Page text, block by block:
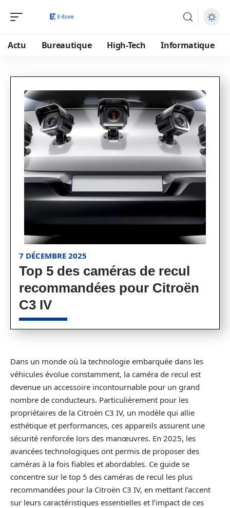
Actu Bureautique High-Tech Informatique
7 DÉCEMBRE 2025
Top 5 des caméras de recul
recommandées pour Citroën
C3 IV
Dans un monde où la technologie embarquée dans les
véhicules évolue constamment, la caméra de recul est
devenue un accessoire incontournable pour un grand
nombre de conducteurs. Particulièrement pour les
propriétaires de la Citroën C3 IV, un modèle qui allie
esthétique et performances, ces appareils assurent une
sécurité renforcée lors des manœuvres. En 2025, les
avancées technologiques ont permis de proposer des
caméras à la fois fiables et abordables. Ce guide se
concentre sur le top 5 des caméras de recul les plus
recommandées pour la Citroën C3 IV, en mettant l’accent
sur leurs caractéristiques essentielles et l’impact de ces